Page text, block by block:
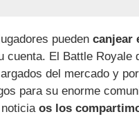
pueden canjear
cuenta. El Battle Royale
del mercado y
para su enorme
os los